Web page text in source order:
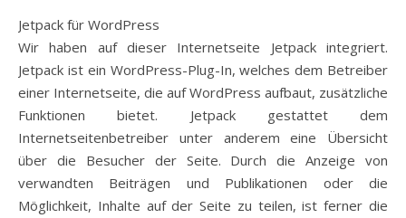
Jetpack für WordPress
Wir haben auf dieser Internetseite Jetpack integriert.
Jetpack ist ein WordPress-Plug-In, welches dem Betreiber
einer Internetseite, die auf WordPress aufbaut, zusätzliche
Funktionen bietet. Jetpack gestattet dem
Internetseitenbetreiber unter anderem eine Übersicht
über die Besucher der Seite. Durch die Anzeige von
verwandten Beiträgen und Publikationen oder die
Möglichkeit, Inhalte auf der Seite zu teilen, ist ferner die